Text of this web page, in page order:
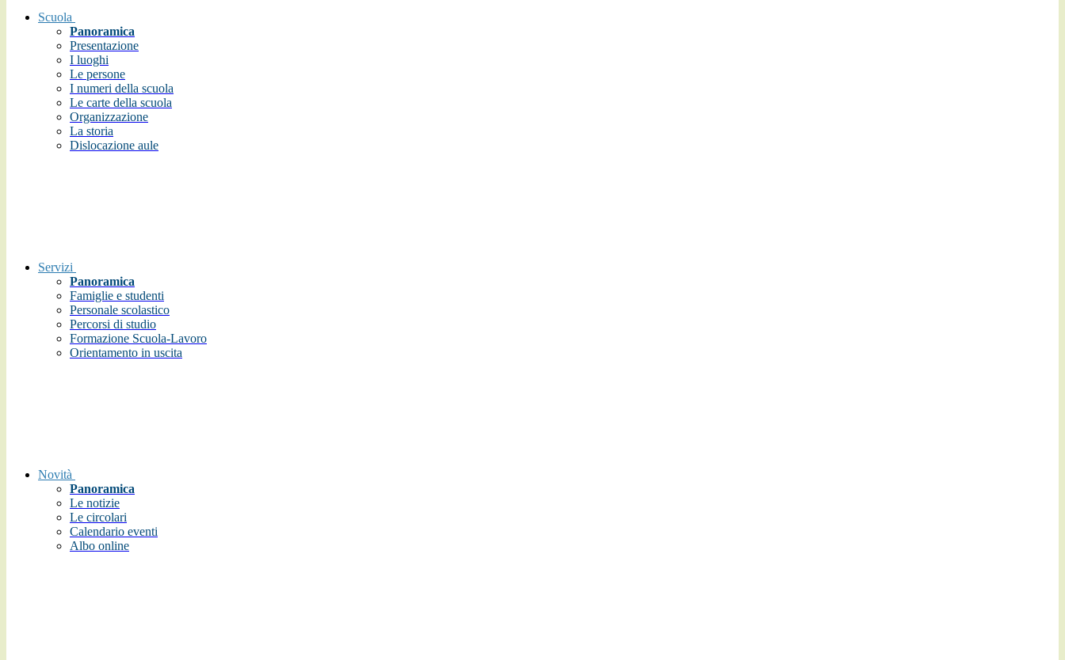
Scuola
Panoramica
Presentazione
I luoghi
Le persone
I numeri della scuola
Le carte della scuola
Organizzazione
La storia
Dislocazione aule
Servizi
Panoramica
Famiglie e studenti
Personale scolastico
Percorsi di studio
Formazione Scuola-Lavoro
Orientamento in uscita
Novità
Panoramica
Le notizie
Le circolari
Calendario eventi
Albo online